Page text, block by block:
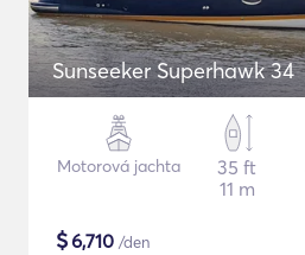
Sunseeker Superhawk 34
Motorová jachta
35 ft
11 m
$6,710 /den